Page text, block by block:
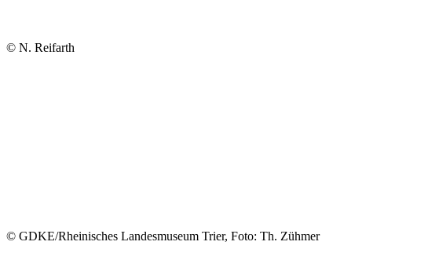
© N. Reifarth
© GDKE/Rheinisches Landesmuseum Trier, Foto: Th. Zühmer